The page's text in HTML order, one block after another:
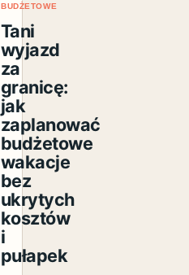
BUDŻETOWE
Tani
wyjazd
za
granicę:
jak
zaplanować
budżetowe
wakacje
bez
ukrytych
kosztów
i
pułapek